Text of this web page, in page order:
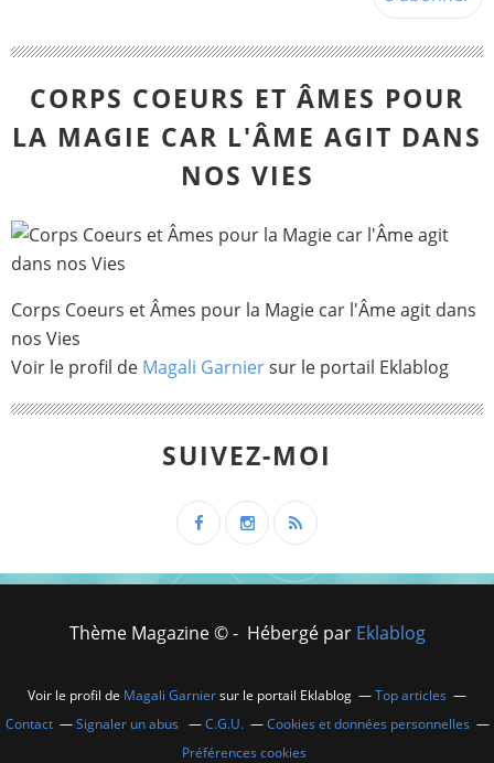
CORPS COEURS ET ÂMES POUR
LA MAGIE CAR L'ÂME AGIT DANS
NOS VIES
Corps Coeurs et Âmes pour la Magie car l'Âme agit dans
nos Vies
Voir le profil de Magali Garniersur le portail Eklablog
SUIVEZ-MOI
Thème Magazine © - Hébergé par Eklablog
Voir le profil de Magali Garniersur le portail Eklablog
Top articles
Contact
Signaler un abus C.G.U.
Cookies et données personnelles
Préférences cookies